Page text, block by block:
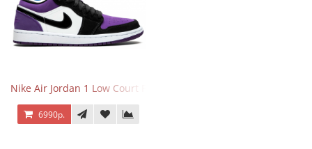
Nike Air Jordan 1 Low Court Purple
6990р.